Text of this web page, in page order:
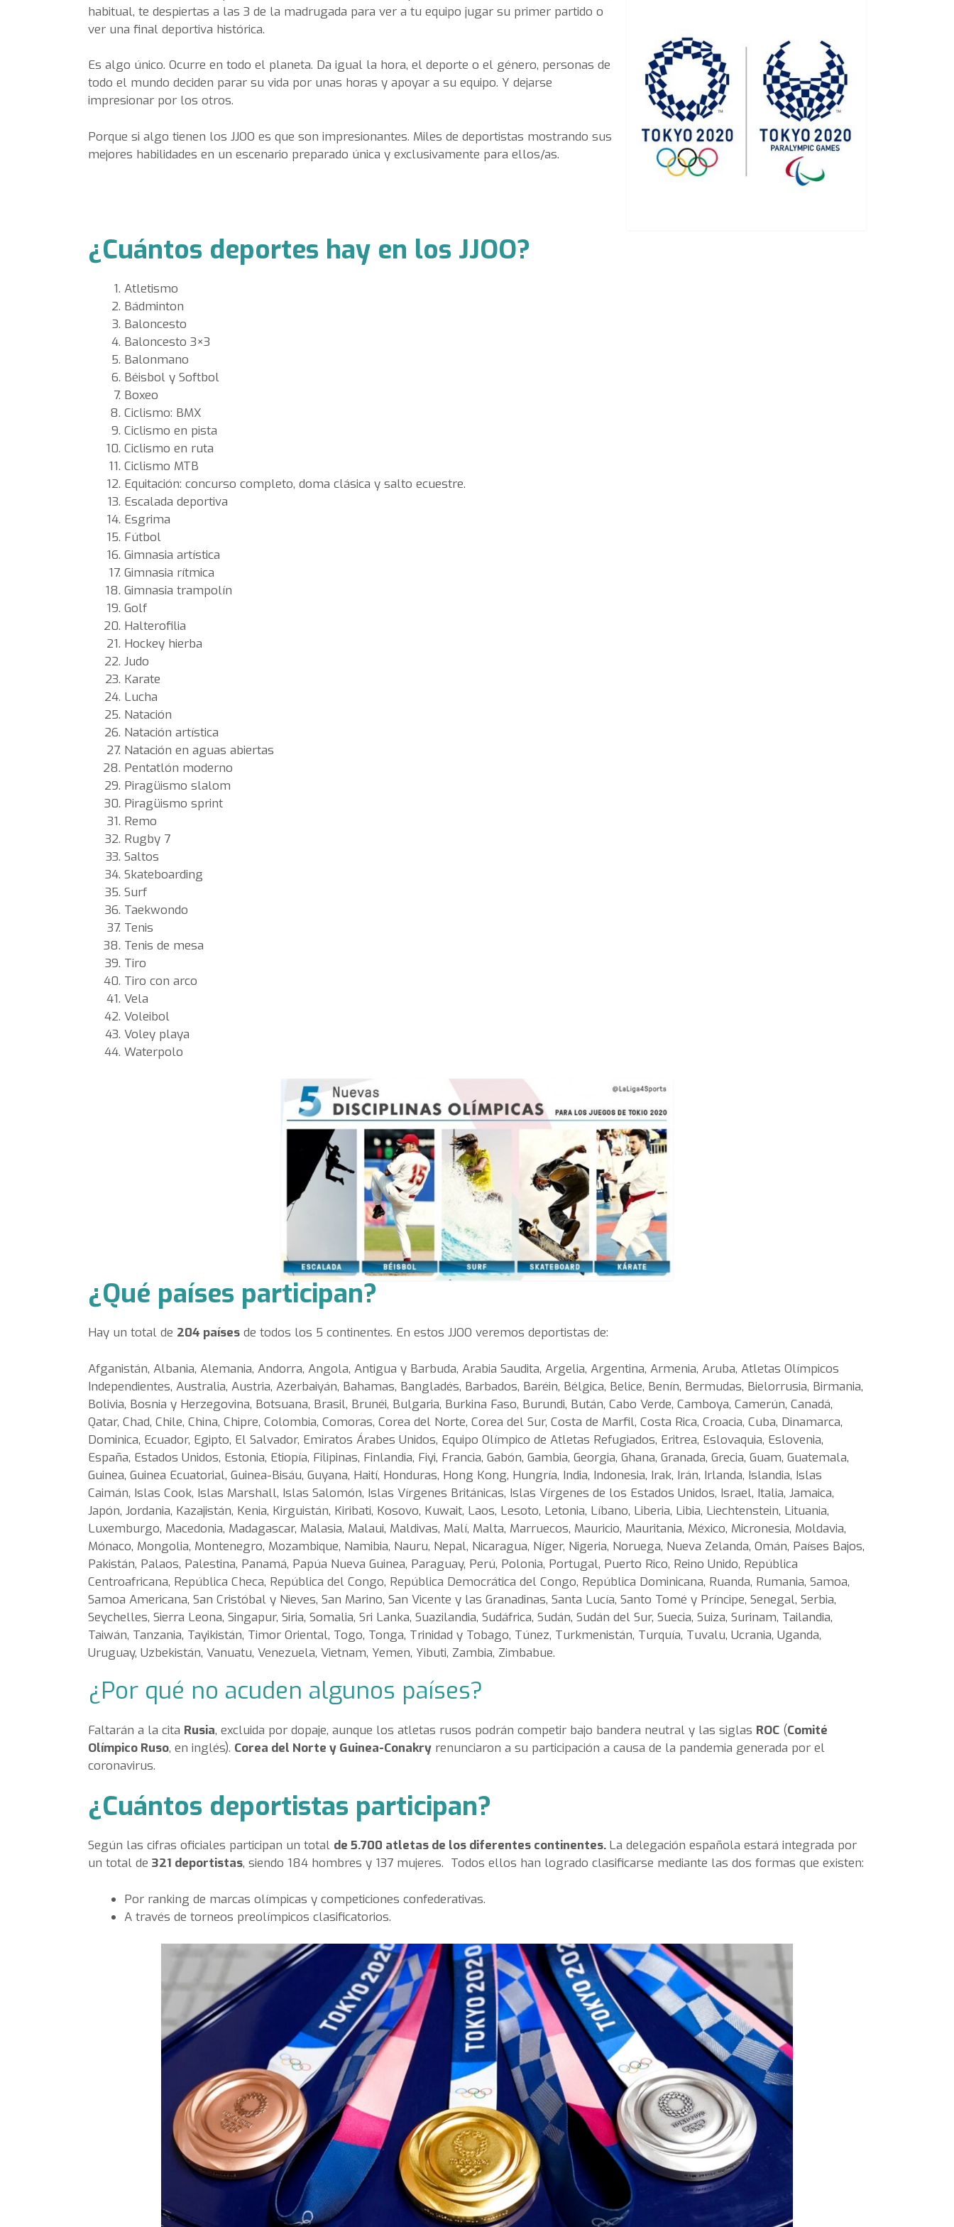
habitual, te despiertas a las 3 de la madrugada para ver a tu equipo jugar su primer partido o
ver una final deportiva histórica.
Es algo único. Ocurre en todo el planeta. Da igual la hora, el deporte o el género, personas de
todo el mundo deciden parar su vida por unas horas y apoyar a su equipo. Y dejarse
impresionar por los otros.
Porque si algo tienen los JJOO es que son impresionantes. Miles de deportistas mostrando sus
mejores habilidades en un escenario preparado única y exclusivamente para ellos/as.
¿Cuántos deportes hay en los JJOO?
Atletismo
Bádminton
Baloncesto
Baloncesto 3×3
Balonmano
Béisbol y Softbol
Boxeo
Ciclismo: BMX
Ciclismo en pista
Ciclismo en ruta
Ciclismo MTB
Equitación: concurso completo, doma clásica y salto ecuestre.
Escalada deportiva
Esgrima
Fútbol
Gimnasia artística
Gimnasia rítmica
Gimnasia trampolín
Golf
Halterofilia
Hockey hierba
Judo
Karate
Lucha
Natación
Natación artística
Natación en aguas abiertas
Pentatlón moderno
Piragüismo slalom
Piragüismo sprint
Remo
Rugby 7
Saltos
Skateboarding
Surf
Taekwondo
Tenis
Tenis de mesa
Tiro
Tiro con arco
Vela
Voleibol
Voley playa
Waterpolo
¿Qué países participan?
Hay un total de 204 países de todos los 5 continentes. En estos JJOO veremos deportistas de:
Afganistán, Albania, Alemania, Andorra, Angola, Antigua y Barbuda, Arabia Saudita, Argelia, Argentina, Armenia, Aruba, Atletas Olímpicos
Independientes, Australia, Austria, Azerbaiyán, Bahamas, Bangladés, Barbados, Baréin, Bélgica, Belice, Benín, Bermudas, Bielorrusia, Birmania,
Bolivia, Bosnia y Herzegovina, Botsuana, Brasil, Brunéi, Bulgaria, Burkina Faso, Burundi, Bután, Cabo Verde, Camboya, Camerún, Canadá,
Qatar, Chad, Chile, China, Chipre, Colombia, Comoras, Corea del Norte, Corea del Sur, Costa de Marfil, Costa Rica, Croacia, Cuba, Dinamarca,
Dominica, Ecuador, Egipto, El Salvador, Emiratos Árabes Unidos, Equipo Olímpico de Atletas Refugiados, Eritrea, Eslovaquia, Eslovenia,
España, Estados Unidos, Estonia, Etiopía, Filipinas, Finlandia, Fiyi, Francia, Gabón, Gambia, Georgia, Ghana, Granada, Grecia, Guam, Guatemala,
Guinea, Guinea Ecuatorial, Guinea-Bisáu, Guyana, Haití, Honduras, Hong Kong, Hungría, India, Indonesia, Irak, Irán, Irlanda, Islandia, Islas
Caimán, Islas Cook, Islas Marshall, Islas Salomón, Islas Vírgenes Británicas, Islas Vírgenes de los Estados Unidos, Israel, Italia, Jamaica,
Japón, Jordania, Kazajistán, Kenia, Kirguistán, Kiribati, Kosovo, Kuwait, Laos, Lesoto, Letonia, Líbano, Liberia, Libia, Liechtenstein, Lituania,
Luxemburgo, Macedonia, Madagascar, Malasia, Malaui, Maldivas, Malí, Malta, Marruecos, Mauricio, Mauritania, México, Micronesia, Moldavia,
Mónaco, Mongolia, Montenegro, Mozambique, Namibia, Nauru, Nepal, Nicaragua, Níger, Nigeria, Noruega, Nueva Zelanda, Omán, Países Bajos,
Pakistán, Palaos, Palestina, Panamá, Papúa Nueva Guinea, Paraguay, Perú, Polonia, Portugal, Puerto Rico, Reino Unido, República
Centroafricana, República Checa, República del Congo, República Democrática del Congo, República Dominicana, Ruanda, Rumania, Samoa,
Samoa Americana, San Cristóbal y Nieves, San Marino, San Vicente y las Granadinas, Santa Lucía, Santo Tomé y Príncipe, Senegal, Serbia,
Seychelles, Sierra Leona, Singapur, Siria, Somalia, Sri Lanka, Suazilandia, Sudáfrica, Sudán, Sudán del Sur, Suecia, Suiza, Surinam, Tailandia,
Taiwán, Tanzania, Tayikistán, Timor Oriental, Togo, Tonga, Trinidad y Tobago, Túnez, Turkmenistán, Turquía, Tuvalu, Ucrania, Uganda,
Uruguay, Uzbekistán, Vanuatu, Venezuela, Vietnam, Yemen, Yibuti, Zambia, Zimbabue.
¿Por qué no acuden algunos países?
Faltarán a la cita Rusia, excluida por dopaje, aunque los atletas rusos podrán competir bajo bandera neutral y las siglas ROC (Comité
Olímpico Ruso, en inglés). Corea del Norte y Guinea-Conakry renunciaron a su participación a causa de la pandemia generada por el
coronavirus.
¿Cuántos deportistas participan?
Según las cifras oficiales participan un total de 5.700 atletas de los diferentes continentes. La delegación española estará integrada por
un total de 321 deportistas, siendo 184 hombres y 137 mujeres. Todos ellos han logrado clasificarse mediante las dos formas que existen:
Por ranking de marcas olímpicas y competiciones confederativas.
A través de torneos preolímpicos clasificatorios.